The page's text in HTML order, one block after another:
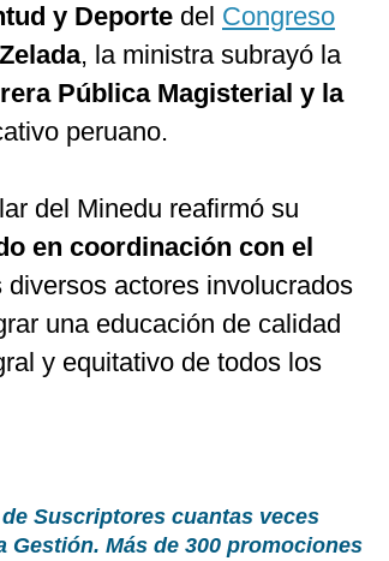
y Deporte del Congreso
, la ministra subrayó la
Pública Magisterial y la
peruano.
del Minedu reafirmó su
en coordinación con el
actores involucrados
una educación de calidad
y equitativo de todos los
Suscriptores cuantas veces
Más de 300 promociones